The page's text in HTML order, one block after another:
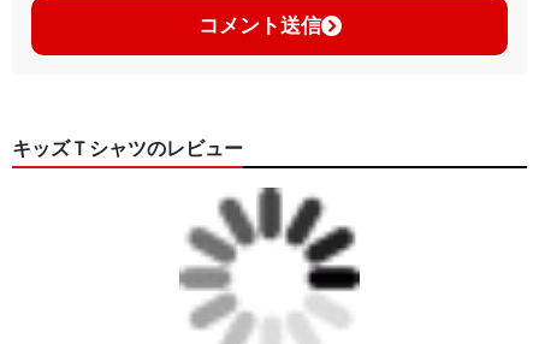
コメント送信
キッズＴシャツのレビュー